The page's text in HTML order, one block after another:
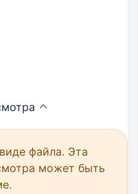
файла. Эта
может быть